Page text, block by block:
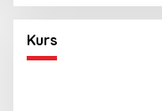
Kurs